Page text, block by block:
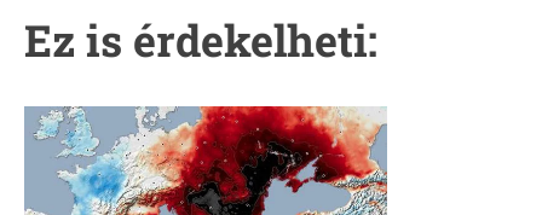
ó
Ez is érdekelheti: